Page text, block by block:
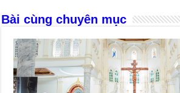
Bài cùng chuyên mục